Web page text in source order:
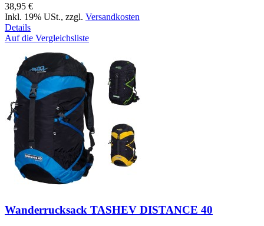
38,95 €
Inkl. 19% USt., zzgl. Versandkosten
Details
Auf die Vergleichsliste
Wanderrucksack TASHEV DISTANCE 40